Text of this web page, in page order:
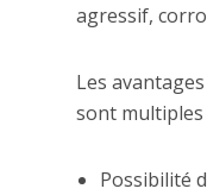
agressif,
Les
sont multiples
Possibilité